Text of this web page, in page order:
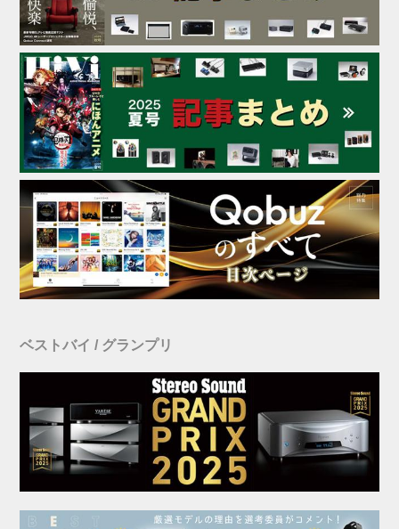
ベストバイ / グランプリ